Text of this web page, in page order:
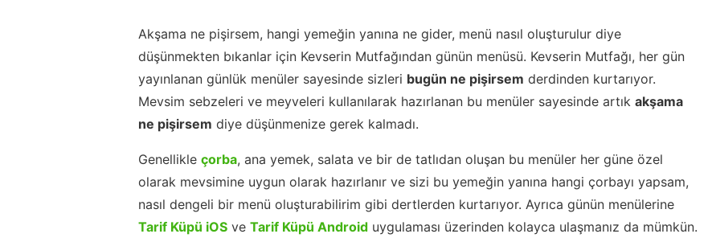
Akşama ne pişirsem, hangi yemeğin yanına ne gider, menü nasıl oluşturulur diye
düşünmekten bıkanlar için Kevserin Mutfağından günün menüsü. Kevserin Mutfağı, her gün
yayınlanan günlük menüler sayesinde sizleri bugün ne pişirsem derdinden kurtarıyor.
Mevsim sebzeleri ve meyveleri kullanılarak hazırlanan bu menüler sayesinde artık akşama
ne pişirsem diye düşünmenize gerek kalmadı.
Genellikle çorba, ana yemek, salata ve bir de tatlıdan oluşan bu menüler her güne özel
olarak mevsimine uygun olarak hazırlanır ve sizi bu yemeğin yanına hangi çorbayı yapsam,
nasıl dengeli bir menü oluşturabilirim gibi dertlerden kurtarıyor. Ayrıca günün menülerine
Tarif Küpü iOS ve Tarif Küpü Android uygulaması üzerinden kolayca ulaşmanız da mümkün.